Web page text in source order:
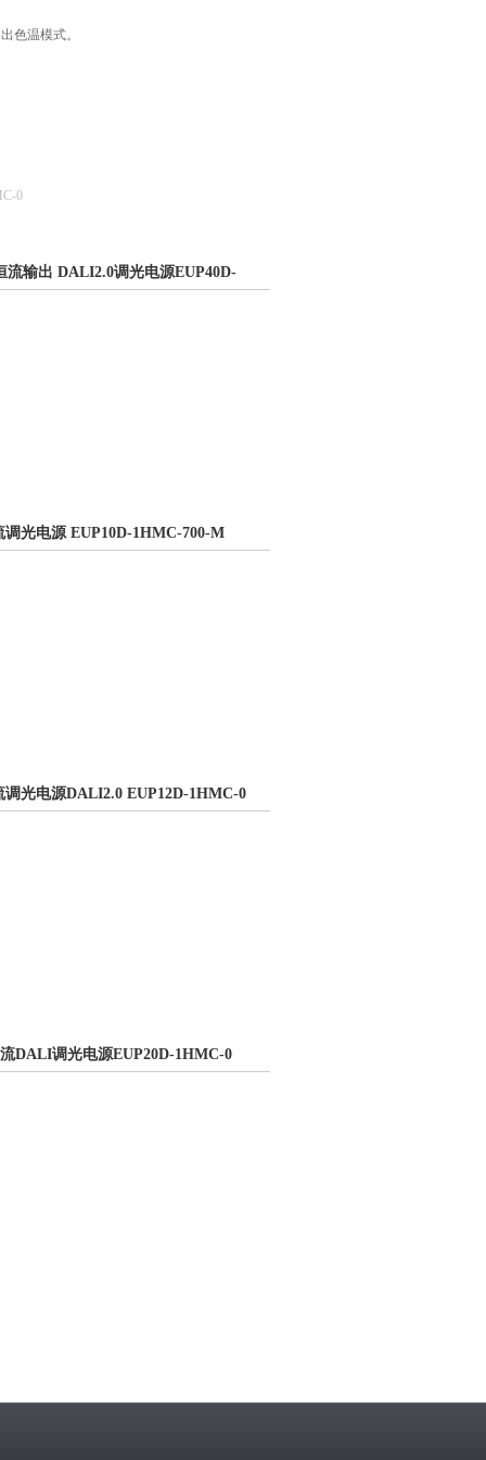
色温模式。
0
流输出 DALI2.0调光电源EUP40D-
调光电源 EUP10D-1HMC-700-M
调光电源DALI2.0 EUP12D-1HMC-0
DALI调光电源EUP20D-1HMC-0